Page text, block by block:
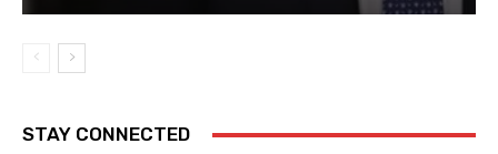
STAY CONNECTED